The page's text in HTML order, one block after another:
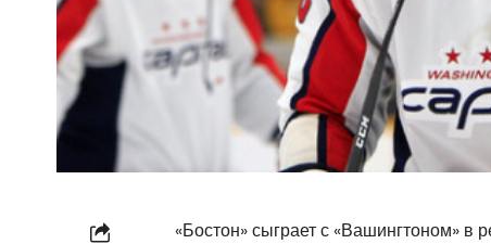
«Бостон» сыграет с «Вашингтоном»